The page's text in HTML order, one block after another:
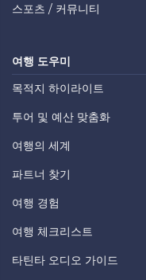
스포츠 / 커뮤니티
여행 도우미
목적지 하이라이트
투어 및 예산 맞춤화
여행의 세계
파트너 찾기
여행 경험
여행 체크리스트
타틴타 오디오 가이드